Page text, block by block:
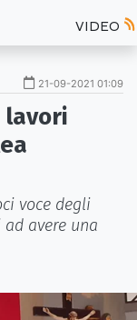
VIDEO
21-09-2021 01:09
lavori
voce degli
avere una